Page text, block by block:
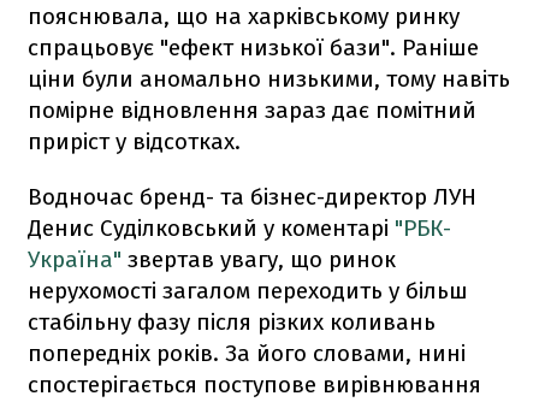
пояснювала, що на харківському ринку
спрацьовує "ефект низької бази". Раніше
ціни були аномально низькими, тому навіть
помірне відновлення зараз дає помітний
приріст у відсотках.
Водночас бренд- та бізнес-директор ЛУН
Денис Суділковський у коментарі "РБК-
Україна" звертав увагу, що ринок
нерухомості загалом переходить у більш
стабільну фазу після різких коливань
попередніх років. За його словами, нині
спостерігається поступове вирівнювання